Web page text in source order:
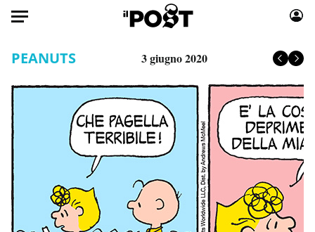
HOME
Mondo
Politica
Tecnologia
Internet
Scienza
Moda
Libri
Consumismi
Storie/Idee
Ok Boomer!
Media
PEANUTS 3 giugno 2020